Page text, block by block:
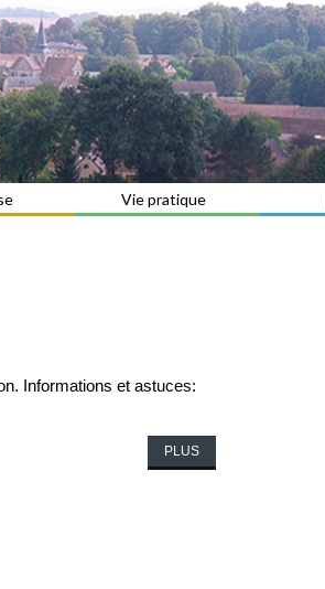
Vie pratique
Informations et astuces:
PLUS